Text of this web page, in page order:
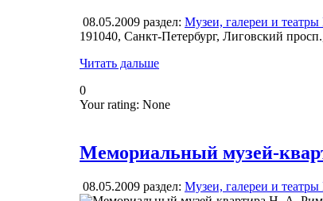
08.05.2009 раздел: Музеи, галереи и театры
191040, Санкт-Петербург, Лиговский
Читать дальше
0
Your rating: None
Мемориальный музей-
08.05.2009 раздел: Музеи, галереи и театры